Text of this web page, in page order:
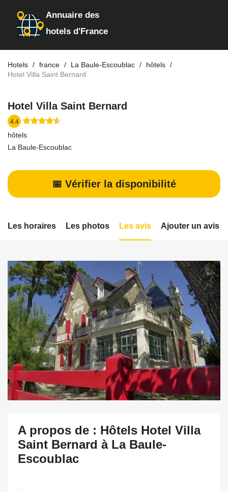
Annuaire des
hotels d'France
Hotels france La Baule-Escoublac
hôtels
Hotel Villa Saint Bernard
Hotel Villa Saint Bernard
4.4
hôtels
La Baule-Escoublac
📅 Vérifier la disponibilité
Les horaires Les photos Les avis Ajouter un avis
A propos de : Hôtels Hotel Villa
Saint Bernard à La Baule-
Escoublac
.